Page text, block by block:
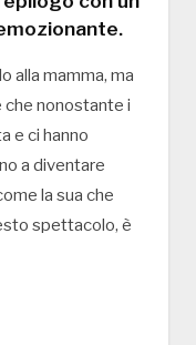
alla mamma, ma
nonostante i
e ci hanno
a diventare
la sua che
spettacolo, è